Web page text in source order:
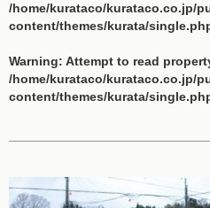
/home/kurataco/kurataco.co.jp/
content/themes/kurata/
Warning: Attempt to read
/home/kurataco/kurataco.co.jp/
content/themes/kurata/